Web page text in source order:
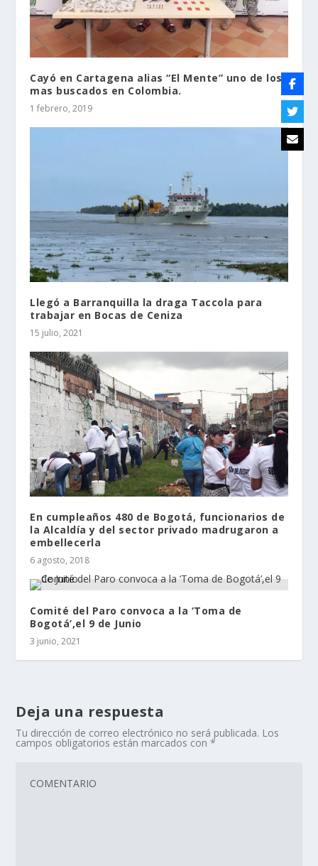
Cayó en Cartagena alias “El Mente” uno de los
mas buscados en Colombia.
1 febrero, 2019
Llegó a Barranquilla la draga Taccola para
trabajar en Bocas de Ceniza
15 julio, 2021
En cumpleaños 480 de Bogotá, funcionarios de
la Alcaldía y del sector privado madrugaron a
embellecerla
6 agosto, 2018
Comité del Paro convoca a la ‘Toma de
Bogotá’,el 9 de Junio
3 junio, 2021
Deja una respuesta
Tu dirección de correo electrónico no será publicada. Los
campos obligatorios están marcados con*